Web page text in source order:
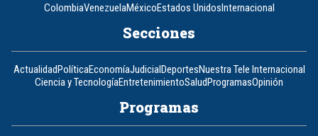
ColombiaVenezuelaMéxicoEstados UnidosInternacional
Secciones
ActualidadPolíticaEconomíaJudicialDeportesNuestra Tele Internacional
Ciencia y TecnologíaEntretenimientoSaludProgramasOpinión
Programas